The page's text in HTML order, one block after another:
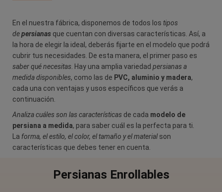
En el nuestra fábrica, disponemos de todos los tipos
depersianas que cuentan con diversas características. Así, a
la hora de elegir la ideal, deberás fijarte en el modelo que podrá
cubrir tus necesidades. De esta manera, el primer paso es
saber qué necesitas . Hay una amplia variedad persianas a
medida disponibles, como las de PVC, aluminio y madera,
cada una con ventajas y usos específicos que verás a
continuación.
Analiza cuáles son las características de cada modelo de
persiana a medida, para saber cuál es la perfecta para ti.
La forma, el estilo, el color, el tamaño y el materialson
características que debes tener en cuenta.
Persianas Enrollables